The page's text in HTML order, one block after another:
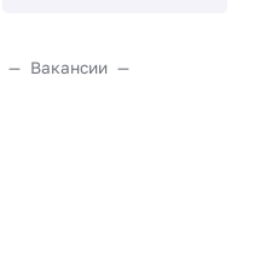
Вакансии